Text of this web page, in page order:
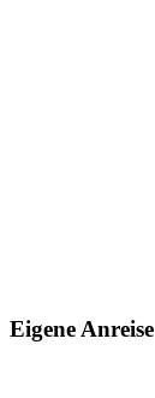
Eigene Anreise